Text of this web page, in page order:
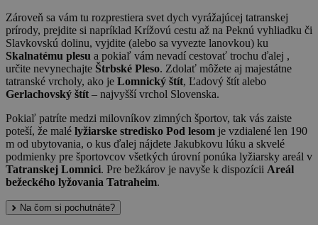
Zároveň sa vám tu rozprestiera svet dych vyrážajúcej tatranskej
prírody, prejdite si napríklad Krížovú cestu až na Peknú vyhliadku či
Slavkovskú dolinu, vyjdite (alebo sa vyvezte lanovkou) ku
Skalnatému plesu a pokiaľ vám nevadí cestovať trochu ďalej ,
určite nevynechajte Štrbské Pleso. Zdolať môžete aj majestátne
tatranské vrcholy, ako je Lomnický štít, Ľadový štít alebo
Gerlachovský štít – najvyšší vrchol Slovenska.
Pokiaľ patríte medzi milovníkov zimných športov, tak vás zaiste
poteší, že malé lyžiarske stredisko Pod lesom je vzdialené len 190
m od ubytovania, o kus ďalej nájdete Jakubkovu lúku a skvelé
podmienky pre športovcov všetkých úrovní ponúka lyžiarsky areál v
Tatranskej Lomnici. Pre bežkárov je navyše k dispozícii Areál
bežeckého lyžovania Tatraheim.
Na čom si pochutnáte?